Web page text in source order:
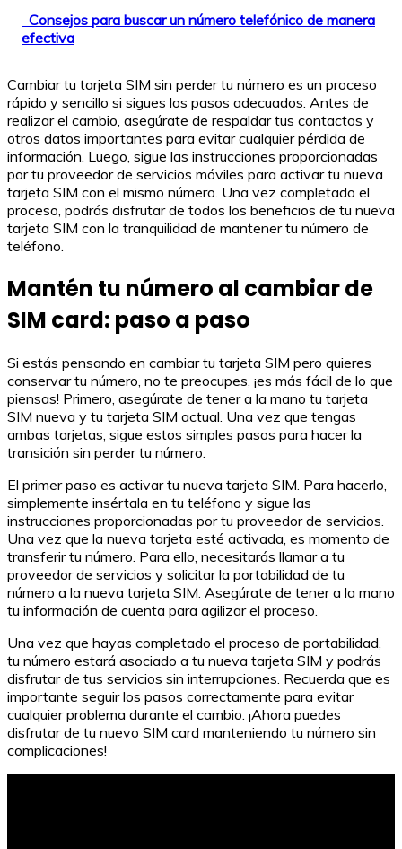
Consejos para buscar un número telefónico de manera
efectiva
Cambiar tu tarjeta SIM sin perder tu número es un proceso
rápido y sencillo si sigues los pasos adecuados. Antes de
realizar el cambio, asegúrate de respaldar tus contactos y
otros datos importantes para evitar cualquier pérdida de
información. Luego, sigue las instrucciones proporcionadas
por tu proveedor de servicios móviles para activar tu nueva
tarjeta SIM con el mismo número. Una vez completado el
proceso, podrás disfrutar de todos los beneficios de tu nueva
tarjeta SIM con la tranquilidad de mantener tu número de
teléfono.
Mantén tu número al cambiar de
SIM card: paso a paso
Si estás pensando en cambiar tu tarjeta SIM pero quieres
conservar tu número, no te preocupes, ¡es más fácil de lo que
piensas! Primero, asegúrate de tener a la mano tu tarjeta
SIM nueva y tu tarjeta SIM actual. Una vez que tengas
ambas tarjetas, sigue estos simples pasos para hacer la
transición sin perder tu número.
El primer paso es activar tu nueva tarjeta SIM. Para hacerlo,
simplemente insértala en tu teléfono y sigue las
instrucciones proporcionadas por tu proveedor de servicios.
Una vez que la nueva tarjeta esté activada, es momento de
transferir tu número. Para ello, necesitarás llamar a tu
proveedor de servicios y solicitar la portabilidad de tu
número a la nueva tarjeta SIM. Asegúrate de tener a la mano
tu información de cuenta para agilizar el proceso.
Una vez que hayas completado el proceso de portabilidad,
tu número estará asociado a tu nueva tarjeta SIM y podrás
disfrutar de tus servicios sin interrupciones. Recuerda que es
importante seguir los pasos correctamente para evitar
cualquier problema durante el cambio. ¡Ahora puedes
disfrutar de tu nuevo SIM card manteniendo tu número sin
complicaciones!